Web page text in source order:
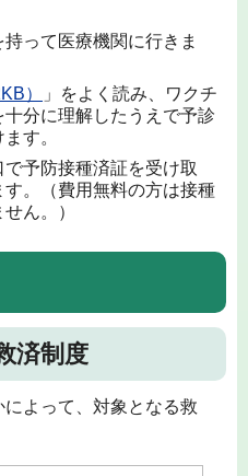
って医療機関に行きま
）
」をよく読み、ワクチ
分に理解したうえで予診
す。
予防接種済証を受け取
。（費用無料の方は接種
ん。）
済制度
よって、対象となる救